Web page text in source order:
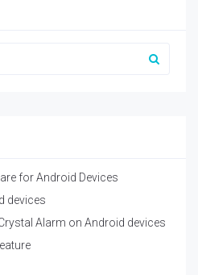
for Android Devices
devices
Alarm on Android devices